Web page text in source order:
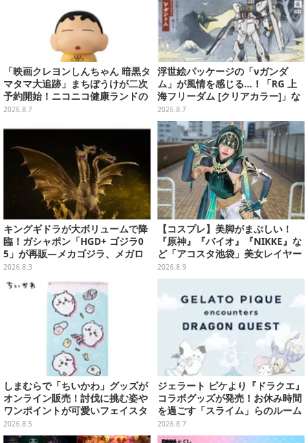
「映画クレヨンしんちゃん 暗黒タ
マタマ大追跡」まちぼうけが二次
予約開始！ニコニコ健康ランドの
服を着たしんちゃん&ひまわりに
ップ
2026.8.7
浮世絵パッケージの「νガンダ
ム」が風情を感じる…！「RG 上
海フリーダム [クリアカラー]」な
どガンプラ2商品が8月順次発売
2026.8.7
キングギドラが大ボリュームで降
臨！ガシャポン「HGD+ ゴジラ0
5」が再販―メカゴジラ、メガロ
なども揃った全4種
2026.8.3
【コスプレ】美脚がまぶしい！
『原神』『バイオ』『NIKKE』な
ど「アコスタ池袋」美女レイヤー
まとめ
2026.8.9
しまむらで「ちいかわ」グッズが
オンライン販売！討伐に挑む姿や
ワンポイントが可愛いフェイスタ
オル、バスマットなど全14種
2026.8.5
ジェラート ピケより『ドラクエ』
コラボグッズが発売！お休み時間
を過ごす「スライム」らのルーム
ウェア、雑貨など多数ラインナッ
プ
2026.8.7